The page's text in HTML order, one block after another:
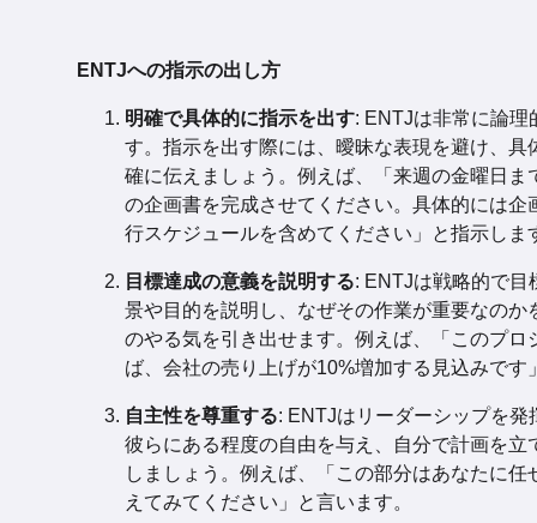
ENTJへの指示の出し方
明確で具体的に指示を出す: ENTJは非常に論理
す。指示を出す際には、曖昧な表現を避け、具
確に伝えましょう。例えば、「来週の金曜日ま
の企画書を完成させてください。具体的には企
行スケジュールを含めてください」と指示しま
目標達成の意義を説明する: ENTJは戦略的で目
景や目的を説明し、なぜその作業が重要なのか
のやる気を引き出せます。例えば、「このプロ
ば、会社の売り上げが10%増加する見込みです
自主性を尊重する: ENTJはリーダーシップを発
彼らにある程度の自由を与え、自分で計画を立
しましょう。例えば、「この部分はあなたに任
えてみてください」と言います。